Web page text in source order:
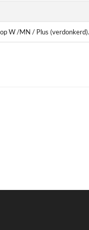
W /MN / Plus (verdonkerd).